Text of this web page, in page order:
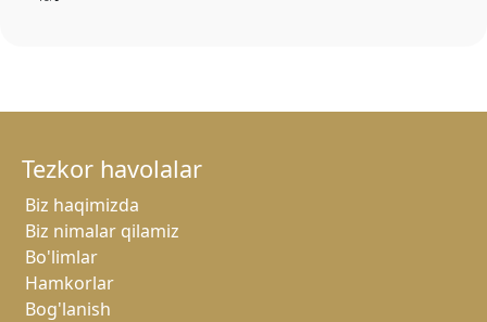
Tezkor havolalar
Biz haqimizda
Biz nimalar qilamiz
Bo'limlar
Hamkorlar
Bog'lanish